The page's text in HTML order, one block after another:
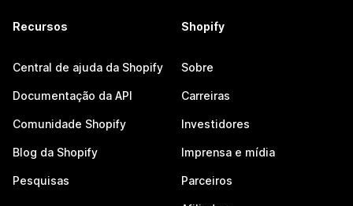
Recursos
Central de ajuda da Shopify
Documentação da API
Comunidade Shopify
Blog da Shopify
Pesquisas
Shopify
Sobre
Carreiras
Investidores
Imprensa e mídia
Parceiros